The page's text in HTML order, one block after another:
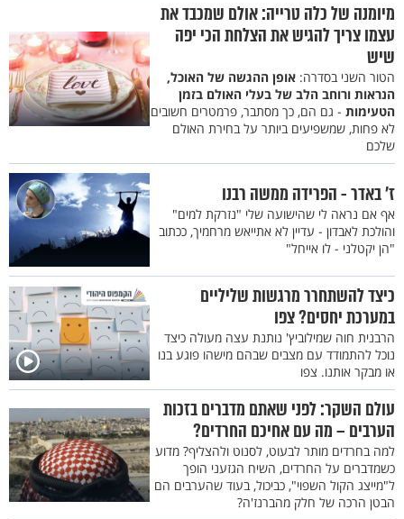
מיומנה של כלה טרייה: אולם שמכבד את
עצמו צריך להגיש את הצלחת הכי יפה
שיש
הטור השני בסדרה: אופן ההגשה של האוכל,
הנראות ורוחב הלב של בעלי האולם בזמן
הטעימות - גם הם, כך מסתבר, פרמטרים חשובים
לא פחות, שמשפיעים ביותר על בחירת האולם
שלכם
ז’ באדר - הפרידה ממשה רבנו
אף אם נראה לי שהישועה שלי "נזרקת למים"
והולכת לאבדון - עדיין לא אתייאש מרחמיך, ככתוב
"הן יקטלני - לו אייחל"
כיצד להשתחרר מרגשות שליליים
במערכת יחסים? צפו
הרבנית חוה שמילוביץ' נותנת עצה מעולה כיצד
נוכל להתמודד עם מצבים שבהם מישהו פוגע בנו
או מבקר אותנו. צפו
עולם השקר: לפני שאתם מדברים בזכות
הערבים – מה עם אחיכם החרדים?
למה בחרדים מותר לבעוט, לסנוט ולהצליף? מדוע
כשמדברים על החרדים, השיח הגזעני הופך
ל"מייצג הקול השפוי", כביכול, בעוד שהערבים הם
הבטן הרכה של חלק מהברנז'ה?